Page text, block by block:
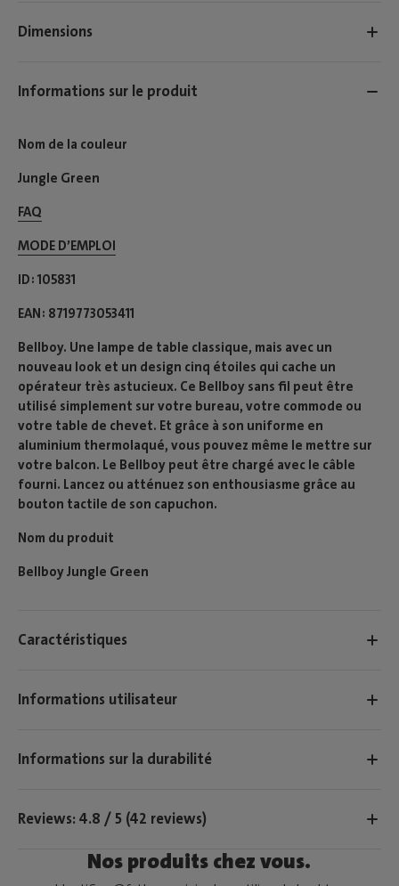
Dimensions
Informations sur le produit
Nom de la couleur
Jungle Green
FAQ
MODE D’EMPLOI​
ID 105831
EAN 8719773053411
Bellboy. Une lampe de table classique, mais avec un
nouveau look et un design cinq étoiles qui cache un
opérateur très astucieux. Ce Bellboy sans fil peut être
utilisé simplement sur votre bureau, votre commode ou
votre table de chevet. Et grâce à son uniforme en
aluminium thermolaqué, vous pouvez même le mettre sur
votre balcon. Le Bellboy peut être chargé avec le câble
fourni. Lancez ou atténuez son enthousiasme grâce au
bouton tactile de son capuchon.
Nom du produit
Bellboy Jungle Green
Caractéristiques
Informations utilisateur
Informations sur la durabilité
Reviews: 4.8 / 5 (42 reviews)
Nos produits chez vous.